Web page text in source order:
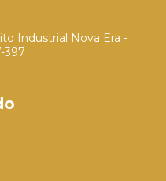
Industrial Nova Era -
397